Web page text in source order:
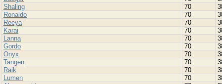
Shaling
70
Ronaldo
70
Reeya
70
Karai
70
Lanna
70
Gordo
70
Onyx
70
Tangen
70
Raik
70
Lumen
70